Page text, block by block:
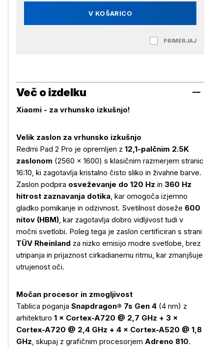
V KOŠARICO
PRIMERJAJ
Več o izdelku
Xiaomi - za vrhunsko izkušnjo!
Velik zaslon za vrhunsko izkušnjo
Redmi Pad 2 Pro je opremljen z 12,1-palčnim 2.5K
zaslonom (2560 × 1600) s klasičnim razmerjem stranic
16:10, ki zagotavlja kristalno čisto sliko in živahne barve.
Zaslon podpira osveževanje do 120 Hz in 360 Hz
hitrost zaznavanja dotika, kar omogoča izjemno
gladko pomikanje in odzivnost. Svetilnost doseže 600
nitov (HBM), kar zagotavlja dobro vidljivost tudi v
močni svetlobi. Poleg tega je zaslon certificiran s strani
TÜV Rheinland za nizko emisijo modre svetlobe, brez
utripanja in prijaznost cirkadianemu ritmu, kar zmanjšuje
utrujenost oči.
Močan procesor in zmogljivost
Tablica poganja Snapdragon® 7s Gen 4 (4 nm) z
arhitekturo 1 × Cortex-A720 @ 2,7 GHz + 3 ×
Cortex-A720 @ 2,4 GHz + 4 × Cortex-A520 @ 1,8
GHz, skupaj z grafičnim procesorjem Adreno 810.